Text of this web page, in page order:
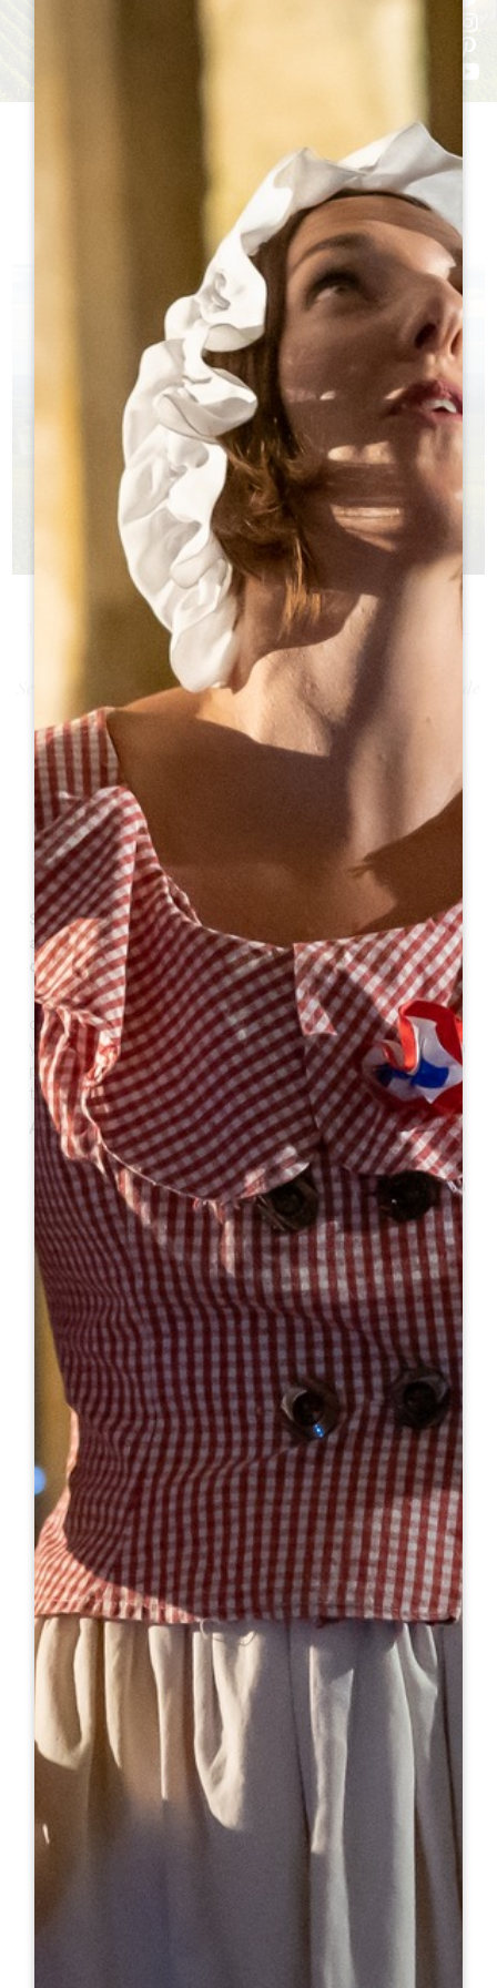
Inscripción por la
UNESCO
UN PROCESO HISTÓRICO
1999 - 2019: 20 AÑOS DE INSCRIPCIÓN EN LA LISTA DEL
PATRIMONIO MUNDIAL
Se trata de una aventura humana excepcional de 800 años de
antigüedad que destaca por la inscripción de la ciudad
medieval de Saint-Émilion y de los siete pueblos que la
Sin destruirlo, las comunidades humanas han
aprovechado las características del territorio para
desarrollar sus actividades y su modo de vida.
Cultivo de la tierra, canteras, asentamientos y
desarrollo urbano, construcción de edificios religiosos
y casas residenciales: todo eso ha creado un paisaje en
perfecta armonía con la topografía y los recursos del
territorio.
Aquí están algunas de las fechas clave:
35,000 - 10,000 A.C.
Primeras huellas de la implantación del Humano en la
región de Saint-Émilion
Siglo III
La vid "Biturica" está plantada en los alrededores
Siglos VIII - XII
Instalación del monje Emilion y construcción de
iglesias y claustros en el territorio.
1199
Fundación de la Jurade et de la Jurisdicción de
Saint-Émilion1289
Delimitación de los límites actuales de la
Jurisdicción
1884
Creación de la primera unión del vino
1867 & 1889
Obtención de la medalla de oro de la Exposición
Universal y Gran Premio Colectivo de la Exposición
Universal para los vinos de Saint-Émilion.